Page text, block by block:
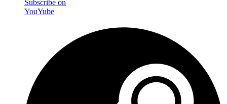
Subscribe on
YouYube